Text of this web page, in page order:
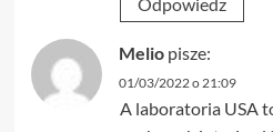
Melio pisze:
01/03/2022 o 21:09
A laboratoria USA